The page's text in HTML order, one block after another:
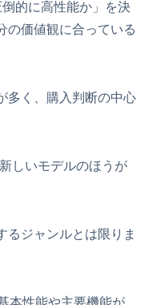
的に高性能か」を決
の価値観に合っている
多く、購入判断の中心
しいモデルのほうが
るジャンルとは限りま
本性能や主要機能が